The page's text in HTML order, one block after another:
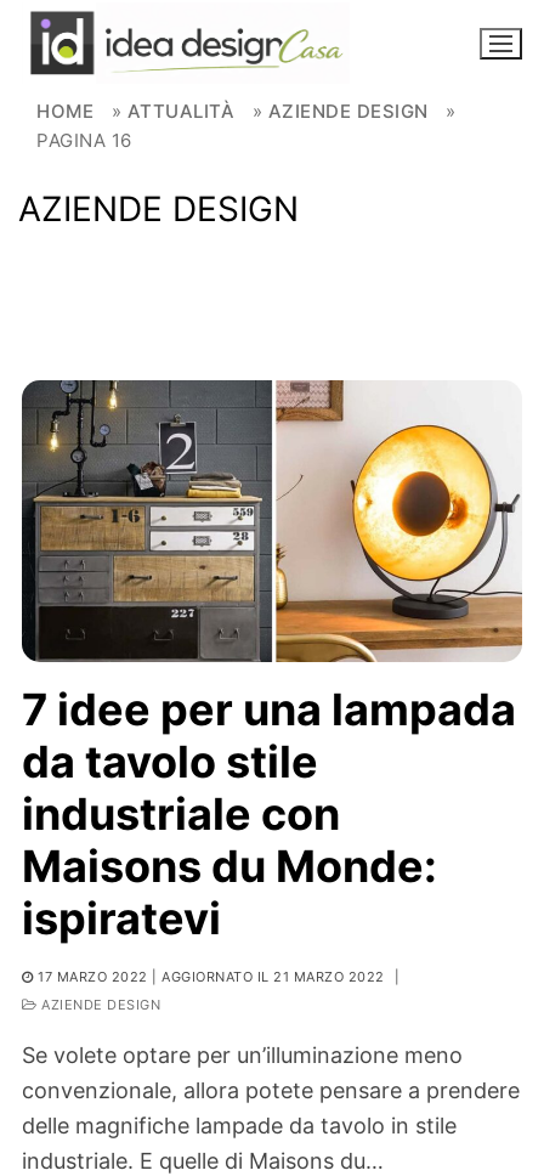
Skip to content
NOVITÀ
Ortaggio
Search for:
HOME » ATTUALITÀ » AZIENDE DESIGN
»
PAGINA 16
AZIENDE DESIGN
7 idee per una lampada
da tavolo stile
industriale con
Maisons du Monde:
ispiratevi
17 MARZO 2022 | AGGIORNATO IL 21 MARZO 2022
AZIENDE DESIGN
Se volete optare per un’illuminazione meno
convenzionale, allora potete pensare a prendere
delle magnifiche lampade da tavolo in stile
industriale. E quelle di Maisons du…